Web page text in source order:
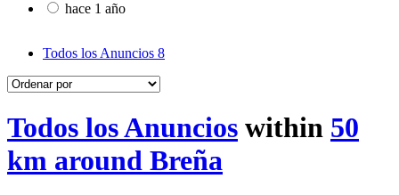
hace 1 año
Todos los Anuncios 8
Todos los Anuncios within 50
km around Breña